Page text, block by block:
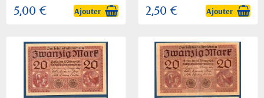
5,00 € Ajouter 2,50 € Ajouter